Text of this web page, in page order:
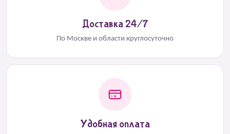
Доставка 24/7
По Москве и области круглосуточно
Удобная оплата